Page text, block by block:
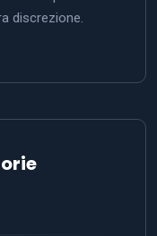
discrezione.